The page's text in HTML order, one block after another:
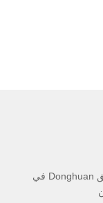
B1127 ، مبنى YousongTechnology ، طريق Donghuan في